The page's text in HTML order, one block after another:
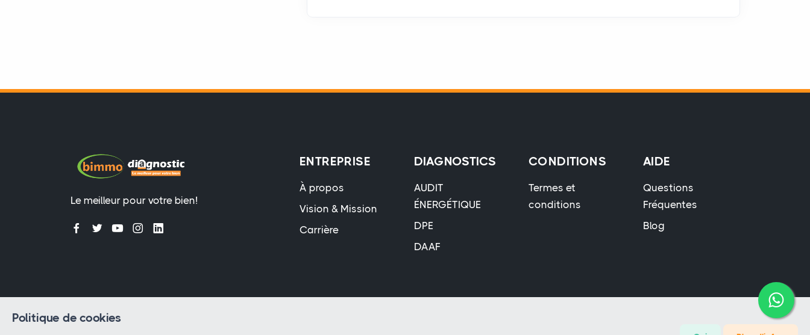
Le meilleur pour votre bien!
ENTREPRISE
À propos
Vision & Mission
Carrière
DIAGNOSTICS
AUDIT
ÉNERGÉTIQUE
DPE
DAAF
CONDITIONS
Termes et
conditions
AIDE
Questions
Fréquentes
Blog
Politique de cookies